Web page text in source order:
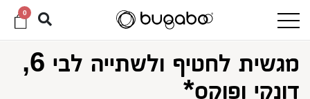
0
מגשית לחטיף ולשתייה לבי 6,
דונקי ופוקס*